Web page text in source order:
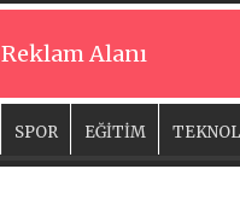
Reklam Alanı
SPOR EĞİTİM